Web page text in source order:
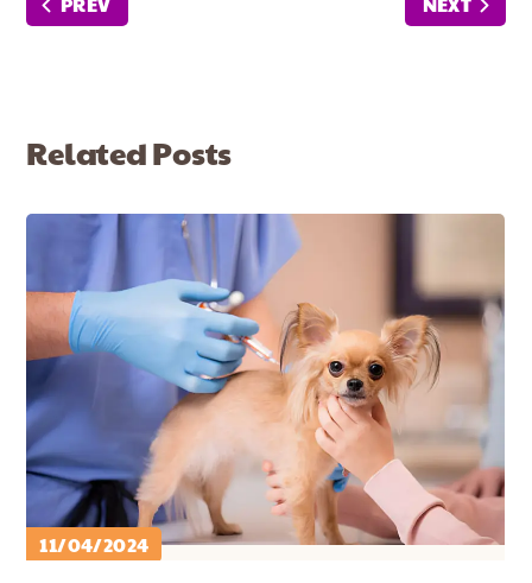
Related Posts
11/04/2024